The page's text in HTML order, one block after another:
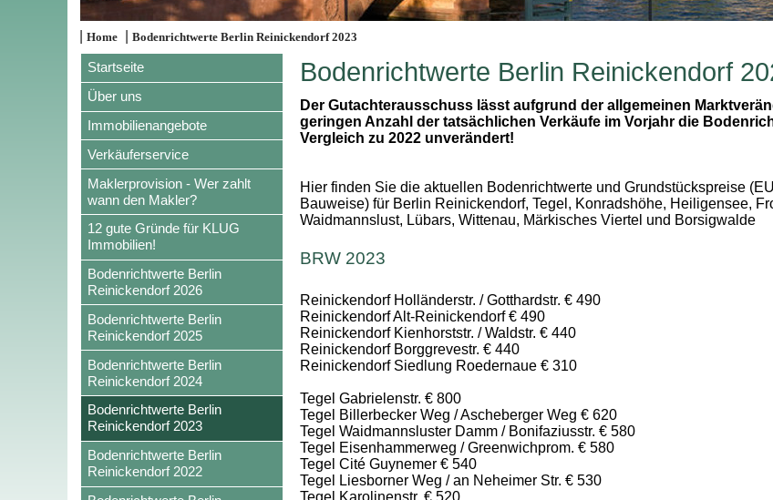
|Home |Bodenrichtwerte Berlin Reinickendorf 2023
Startseite
Über uns
Immobilienangebote
Verkäuferservice
Maklerprovision - Wer zahlt
wann den Makler?
12 gute Gründe für KLUG
Immobilien!
Bodenrichtwerte Berlin
Reinickendorf 2026
Bodenrichtwerte Berlin
Reinickendorf 2025
Bodenrichtwerte Berlin
Reinickendorf 2024
Bodenrichtwerte Berlin
Reinickendorf 2023
Bodenrichtwerte Berlin
Reinickendorf 2022
Bodenrichtwerte Berlin Reinickendorf
Der Gutachterausschuss lässt aufgrund der allgemeinen
geringen Anzahl der tatsächlichen Verkäufe im Vorjahr die
Vergleich zu 2022 unverändert!
Hier finden Sie die aktuellen Bodenrichtwerte und Grundstückspreise
Bauweise) für Berlin Reinickendorf, Tegel, Konradshöhe, Heiligensee,
Waidmannslust, Lübars, Wittenau, Märkisches Viertel und Borsigwalde
BRW 2023
Reinickendorf Holländerstr. / Gotthardstr. € 490
Reinickendorf Alt-Reinickendorf € 490
Reinickendorf Kienhorststr. / Waldstr. € 440
Reinickendorf Borggrevestr. € 440
Reinickendorf Siedlung Roedernaue € 310
Tegel Gabrielenstr. € 800
Tegel Billerbecker Weg / Ascheberger Weg € 620
Tegel Waidmannsluster Damm / Bonifaziusstr. € 580
Tegel Eisenhammerweg / Greenwichprom. € 580
Tegel Cité Guynemer € 540
Tegel Liesborner Weg / an Neheimer Str. € 530
Tegel Karolinenstr. € 520